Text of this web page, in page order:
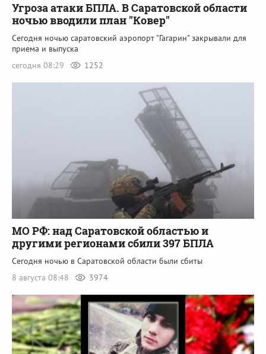
Угроза атаки БПЛА. В Саратовской области
ночью вводили план "Ковер"
Сегодня ночью саратовский аэропорт "Гагарин" закрывали для
приема и выпуска
сегодня 08:29
1252
МО РФ: над Саратовской областью и
другими регионами сбили 397 БПЛА
Сегодня ночью в Саратовской области были сбиты
8 августа 08:48
3974